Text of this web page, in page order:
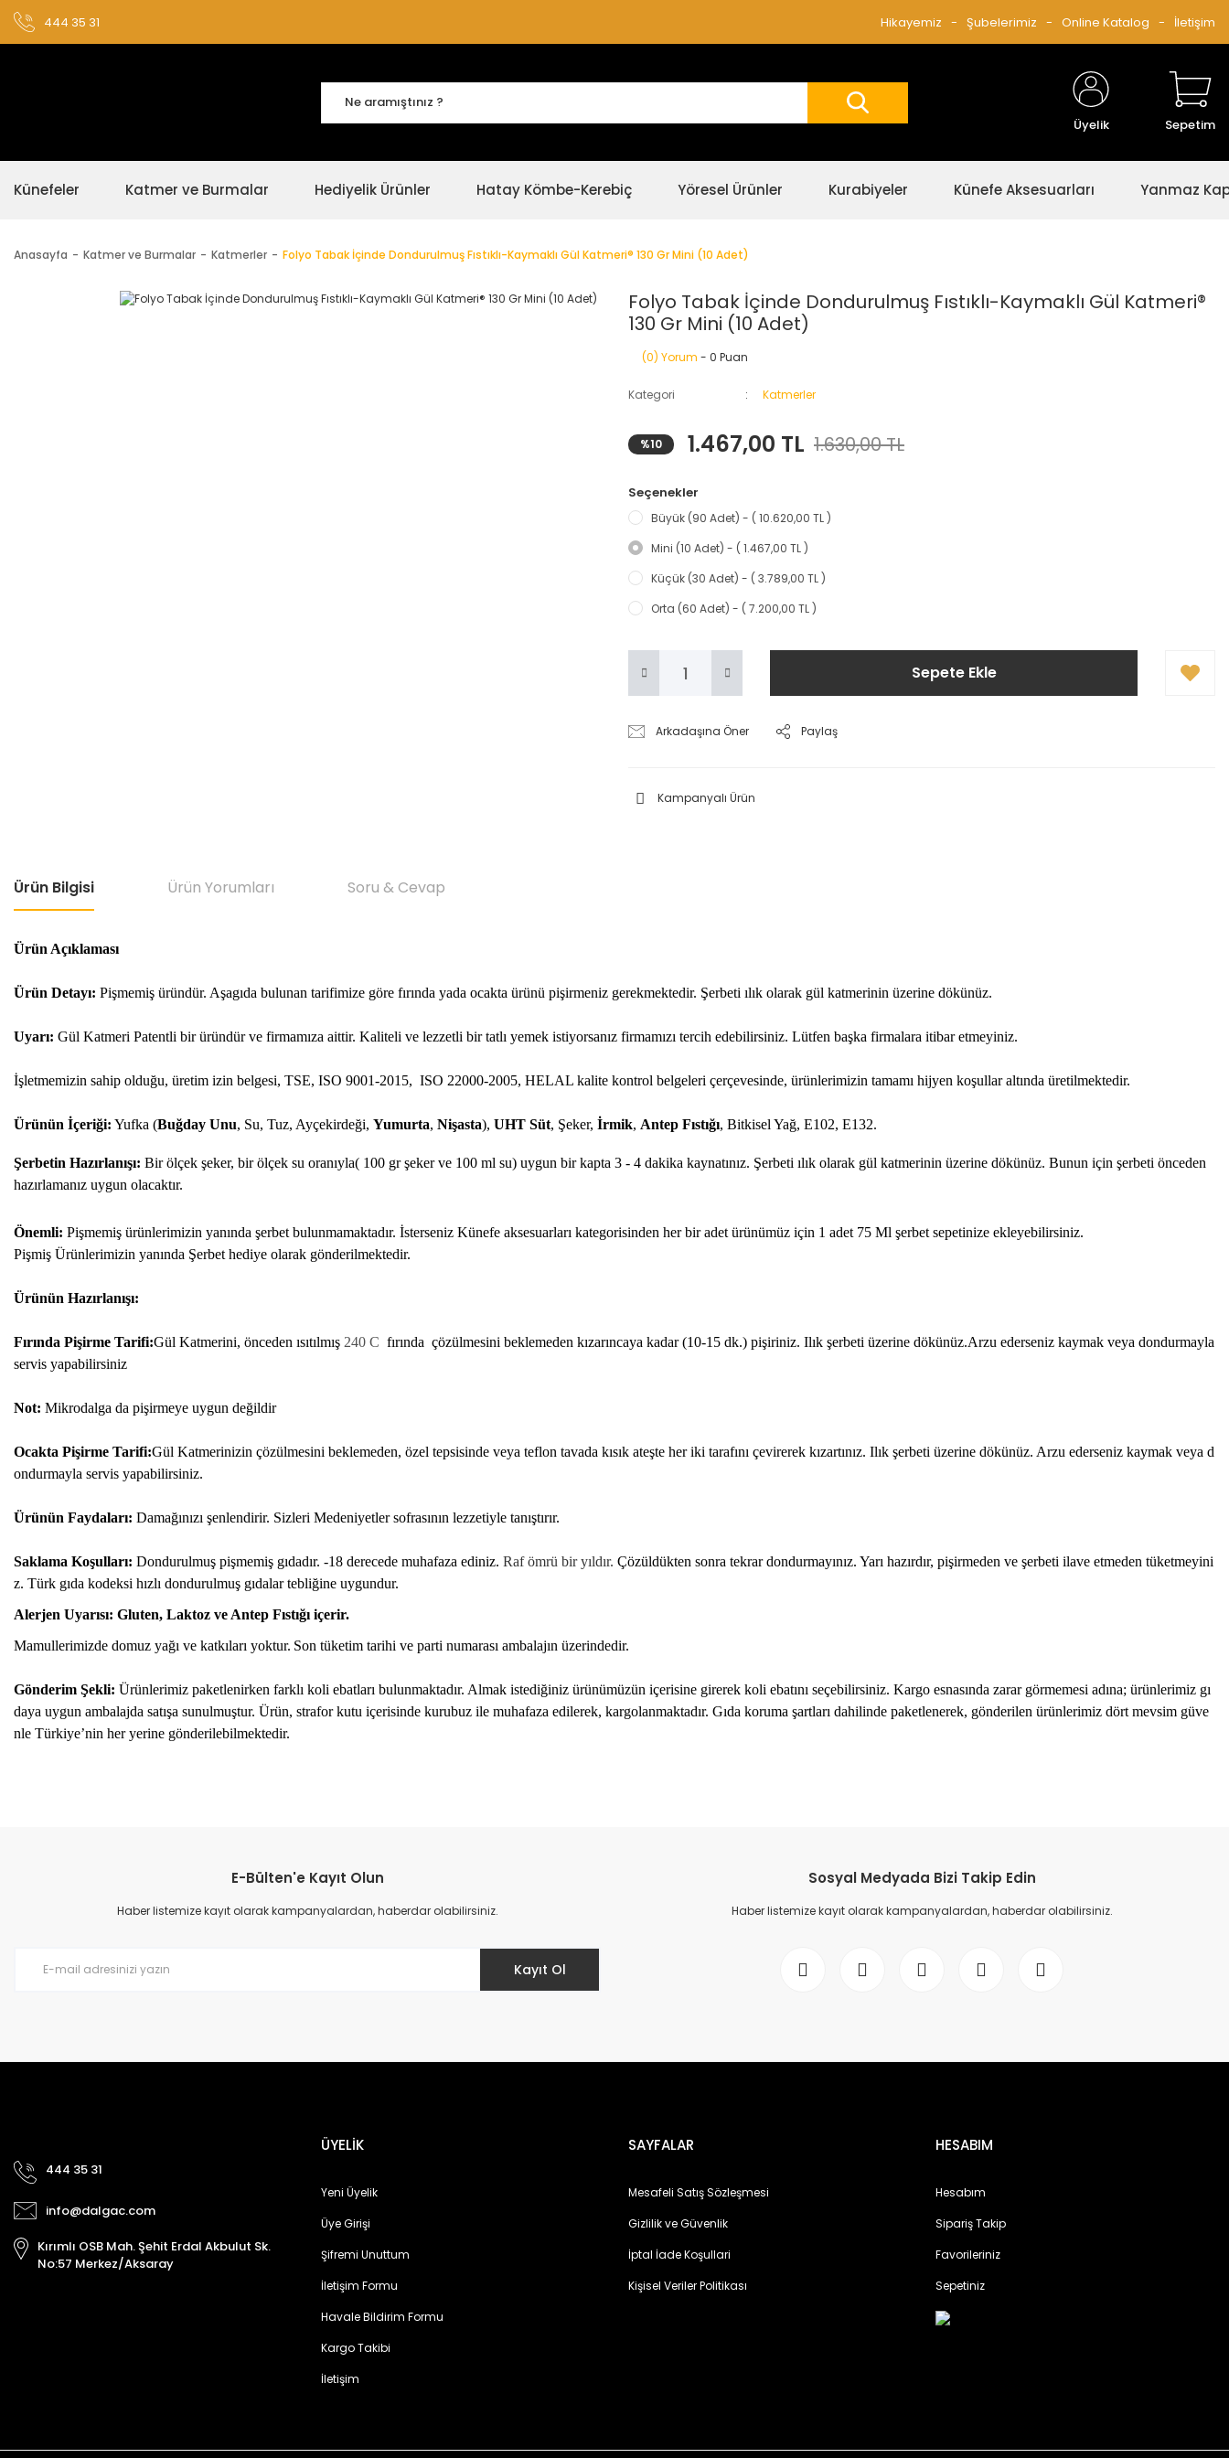
444 35 31 Hikayemiz Şubelerimiz Online Katalog İletişim
Üyelik Sepetim
Künefeler Katmer ve Burmalar Hediyelik Ürünler Hatay Kömbe-Kerebiç Yöresel Ürünler Kurabiyeler Künefe Aksesuarları Yanmaz
Anasayfa Katmer ve Burmalar Katmerler Folyo Tabak İçinde Dondurulmuş Fıstıklı-Kaymaklı Gül Katmeri® 130 Gr Mini (10 Adet)
Folyo Tabak İçinde Dondurulmuş Fıstıklı-Kaymaklı Gül Katmeri®
130 Gr Mini (10 Adet)
(0) Yorum - 0 Puan
Kategori Katmerler
%10 1.467,00 TL 1.630,00 TL
Seçenekler
Büyük (90 Adet) - ( 10.620,00 TL )
Mini (10 Adet) - ( 1.467,00 TL )
Küçük (30 Adet) - ( 3.789,00 TL )
Orta (60 Adet) - ( 7.200,00 TL )
Sepete Ekle
Arkadaşına Öner Paylaş
Kampanyalı Ürün
Ürün Bilgisi Ürün Yorumları Soru & Cevap
Ürün Açıklaması
Ürün Detayı: Pişmemiş üründür. Aşagıda bulunan tarifimize göre fırında yada ocakta ürünü pişirmeniz gerekmektedir. Şerbeti ılık olarak gül katmerinin üzerine dökünüz.
Uyarı: Gül Katmeri Patentli bir üründür ve firmamıza aittir. Kaliteli ve lezzetli bir tatlı yemek istiyorsanız firmamızı tercih edebilirsiniz. Lütfen başka firmalara itibar etmeyiniz.
İşletmemizin sahip olduğu, üretim izin belgesi, TSE, ISO 9001-2015, ISO 22000-2005, HELAL kalite kontrol belgeleri çerçevesinde, ürünlerimizin tamamı hijyen koşullar altında üretilmektedir.
Ürünün İçeriği: Yufka (Buğday Unu, Su, Tuz, Ayçekirdeği, Yumurta, Nişasta), UHT Süt, Şeker, İrmik, Antep Fıstığı, Bitkisel Yağ, E102, E132.
Şerbetin Hazırlanışı: Bir ölçek şeker, bir ölçek su oranıyla( 100 gr şeker ve 100 ml su) uygun bir kapta 3 - 4 dakika kaynatınız. Şerbeti ılık olarak gül katmerinin üzerine dökünüz. Bunun için şerbeti önceden
hazırlamanız uygun olacaktır.
Önemli: Pişmemiş ürünlerimizin yanında şerbet bulunmamaktadır. İsterseniz Künefe aksesuarları kategorisinden her bir adet ürünümüz için 1 adet 75 Ml şerbet sepetinize ekleyebilirsiniz.
Pişmiş Ürünlerimizin yanında Şerbet hediye olarak gönderilmektedir.
Ürünün Hazırlanışı:
Fırında Pişirme Tarifi:Gül Katmerini, önceden ısıtılmış 240 C fırında çözülmesini beklemeden kızarıncaya kadar (10-15 dk.) pişiriniz. Ilık şerbeti üzerine dökünüz.Arzu ederseniz kaymak veya dondurmayla
servis yapabilirsiniz
Not: Mikrodalga da pişirmeye uygun değildir
Ocakta Pişirme Tarifi:Gül Katmerinizin çözülmesini beklemeden, özel tepsisinde veya teflon tavada kısık ateşte her iki tarafını çevirerek kızartınız. Ilık şerbeti üzerine dökünüz. Arzu ederseniz kaymak veya d
ondurmayla servis yapabilirsiniz.
Ürünün Faydaları: Damağınızı şenlendirir. Sizleri Medeniyetler sofrasının lezzetiyle tanıştırır.
Saklama Koşulları: Dondurulmuş pişmemiş gıdadır. -18 derecede muhafaza ediniz. Raf ömrü bir yıldır. Çözüldükten sonra tekrar dondurmayınız. Yarı hazırdır, pişirmeden ve şerbeti ilave etmeden tüketmeyini
z. Türk gıda kodeksi hızlı dondurulmuş gıdalar tebliğine uygundur.
Alerjen Uyarısı: Gluten, Laktoz ve Antep Fıstığı içerir.
Mamullerimizde domuz yağı ve katkıları yoktur. Son tüketim tarihi ve parti numarası ambalajın üzerindedir.
Gönderim Şekli: Ürünlerimiz paketlenirken farklı koli ebatları bulunmaktadır. Almak istediğiniz ürünümüzün içerisine girerek koli ebatını seçebilirsiniz. Kargo esnasında zarar görmemesi adına; ürünlerimiz gı
daya uygun ambalajda satışa sunulmuştur. Ürün, strafor kutu içerisinde kurubuz ile muhafaza edilerek, kargolanmaktadır. Gıda koruma şartları dahilinde paketlenerek, gönderilen ürünlerimiz dört mevsim güve
nle Türkiye’nin her yerine gönderilebilmektedir.
E-Bülten'e Kayıt Olun
Haber listemize kayıt olarak kampanyalardan, haberdar olabilirsiniz.
Kayıt Ol
Sosyal Medyada Bizi Takip Edin
Haber listemize kayıt olarak kampanyalardan, haberdar olabilirsiniz.
444 35 31
info@dalgac.com
Kırımlı OSB Mah. Şehit Erdal Akbulut Sk.
No:57 Merkez/Aksaray
ÜYELİK
Yeni Üyelik
Üye Girişi
Şifremi Unuttum
İletişim Formu
Havale Bildirim Formu
Kargo Takibi
İletişim
SAYFALAR
Mesafeli Satış Sözleşmesi
Gizlilik ve Güvenlik
İptal İade Koşullari
Kişisel Veriler Politikası
HESABIM
Hesabım
Sipariş Takip
Favorileriniz
Sepetiniz